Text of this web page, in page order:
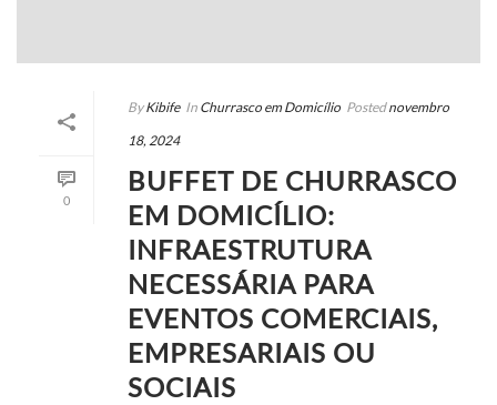
0
By Kibife In Churrasco em Domicílio Posted novembro
18, 2024
BUFFET DE CHURRASCO
EM DOMICÍLIO:
INFRAESTRUTURA
NECESSÁRIA PARA
EVENTOS COMERCIAIS,
EMPRESARIAIS OU
SOCIAIS